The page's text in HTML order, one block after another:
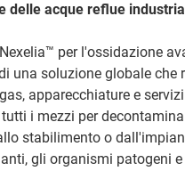
delle acque reflue
per l'ossidazione
una soluzione globale che
apparecchiature e
i mezzi per
stabilimento o
gli organismi patogeni